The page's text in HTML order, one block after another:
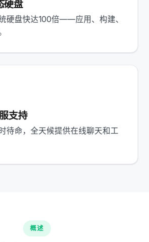
硬盘
硬盘快达100倍——应用、构建、
支持
待命，全天候提供在线聊天和工
概述